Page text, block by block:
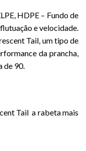
HDPE – Fundo de
e velocidade.
Tail, um tipo de
da prancha,
de 90.
Tail a rabeta mais